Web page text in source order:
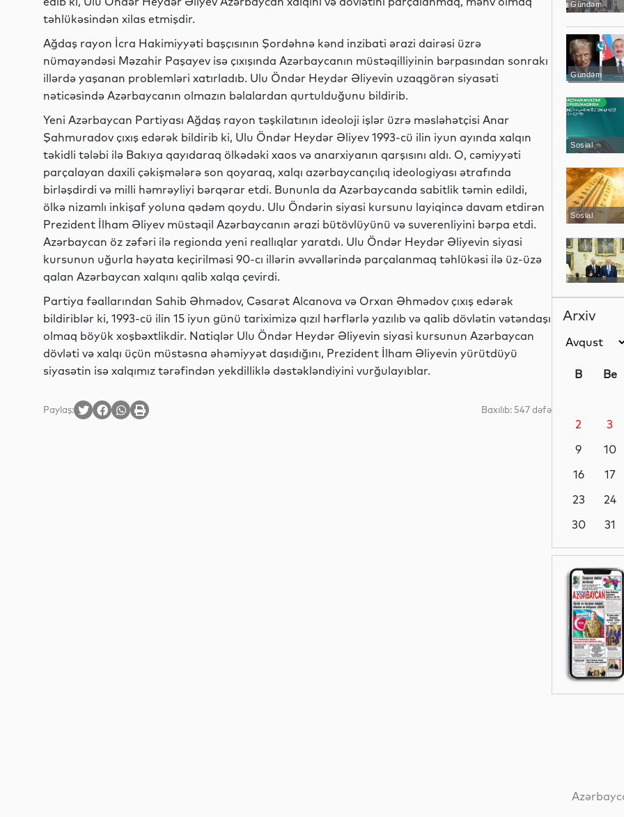
təhlükəsindən xilas etmişdir.
Ağdaş rayon İcra Hakimiyyəti başçısının Şordəhnə kənd inzibati ərazi dairəsi üzrə
nümayəndəsi Məzahir Paşayev isə çıxışında Azərbaycanın müstəqilliyinin bərpasından sonrakı
illərdə yaşanan problemləri xatırladıb. Ulu Öndər Heydər Əliyevin uzaqgörən siyasəti
nəticəsində Azərbaycanın olmazın bəlalardan qurtulduğunu bildirib.
Yeni Azərbaycan Partiyası Ağdaş rayon təşkilatının ideoloji işlər üzrə məsləhətçisi Anar
Şahmuradov çıxış edərək bildirib ki, Ulu Öndər Heydər Əliyev 1993-cü ilin iyun ayında xalqın
təkidli tələbi ilə Bakıya qayıdaraq ölkədəki xaos və anarxiyanın qarşısını aldı. O, cəmiyyəti
parçalayan daxili çəkişmələrə son qoyaraq, xalqı azərbaycançılıq ideologiyası ətrafında
birləşdirdi və milli həmrəyliyi bərqərar etdi. Bununla da Azərbaycanda sabitlik təmin edildi,
ölkə nizamlı inkişaf yoluna qədəm qoydu. Ulu Öndərin siyasi kursunu layiqincə davam etdirən
Prezident İlham Əliyev müstəqil Azərbaycanın ərazi bütövlüyünü və suverenliyini bərpa etdi.
Azərbaycan öz zəfəri ilə regionda yeni reallıqlar yaratdı. Ulu Öndər Heydər Əliyevin siyasi
kursunun uğurla həyata keçirilməsi 90-cı illərin əvvəllərində parçalanmaq təhlükəsi ilə üz-üzə
qalan Azərbaycan xalqını qalib xalqa çevirdi.
Partiya fəallarından Sahib Əhmədov, Cəsarət Alcanova və Orxan Əhmədov çıxış edərək
bildiriblər ki, 1993-cü ilin 15 iyun günü tariximizə qızıl hərflərlə yazılıb və qalib dövlətin vətəndaşı
olmaq böyük xoşbəxtlikdir. Natiqlər Ulu Öndər Heydər Əliyevin siyasi kursunun Azərbaycan
dövləti və xalqı üçün müstəsna əhəmiyyət daşıdığını, Prezident İlham Əliyevin yürütdüyü
siyasətin isə xalqımız tərəfindən yekdilliklə dəstəkləndiyini vurğulayıblar.
Paylaş: Baxılıb: 547 dəfə
Gündəm
Gündəm
Sosial
Sosial
Analitik
Dünya
Gündəm
Dünya
Elm
Arxiv
B Be
2
3
9
10
16
17
23
24
30
31